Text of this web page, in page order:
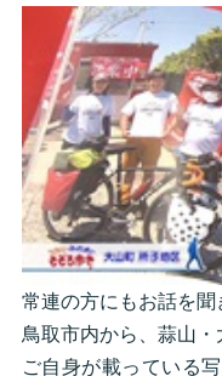
常連の方にもお話を聞
鳥取市内から、蒜山・
ご自身が載っている